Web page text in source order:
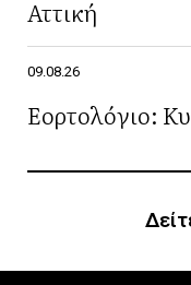
Αττική
09.08.26
Εορτολόγιο: